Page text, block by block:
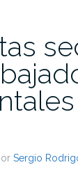
Sergio